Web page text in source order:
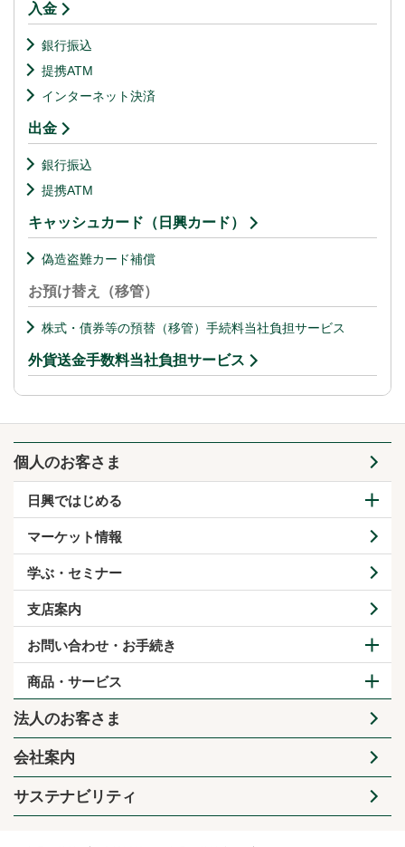
入金
銀行振込
提携ATM
インターネット決済
出金
銀行振込
提携ATM
キャッシュカード（日興カード）
偽造盗難カード補償
お預け替え（移管）
株式・債券等の預替（移管）手続料当社負担サービス
外貨送金手数料当社負担サービス
個人のお客さま
日興ではじめる
マーケット情報
学ぶ・セミナー
支店案内
お問い合わせ・お手続き
商品・サービス
法人のお客さま
会社案内
サステナビリティ